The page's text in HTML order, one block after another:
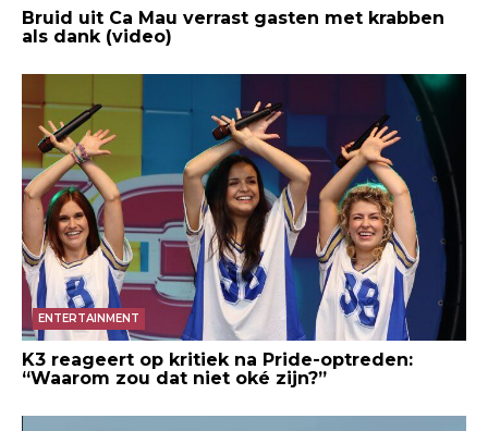
Bruid uit Ca Mau verrast gasten met krabben
als dank (video)
ENTERTAINMENT
K3 reageert op kritiek na Pride-optreden:
“Waarom zou dat niet oké zijn?”